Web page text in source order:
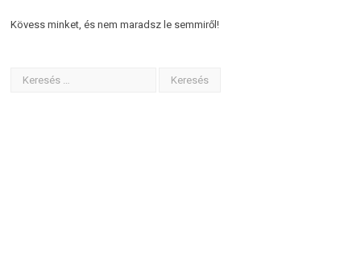
Kövess minket, és nem maradsz le semmiről!